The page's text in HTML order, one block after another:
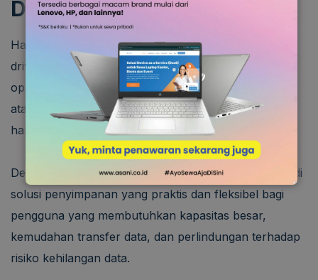
Drive Bootable
Hardisk eksternal juga dapat dikonfigurasi sebagai
drive bootable, yaitu perangkat yang berisi sistem
operasi. Ini berguna untuk memperbaiki komputer
atau mengakses sistem dalam situasi darurat jika
hardisk internal mengalami masalah.
Dengan berbagai fungsinya, hardisk eksternal menjadi
solusi penyimpanan yang praktis dan fleksibel bagi
pengguna yang membutuhkan kapasitas besar,
kemudahan transfer data, dan perlindungan terhadap
risiko kehilangan data.